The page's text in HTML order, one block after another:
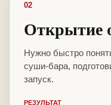
02
Открытие
Нужно быстро
суши-бара,
запуск.
РЕЗУЛЬТАТ